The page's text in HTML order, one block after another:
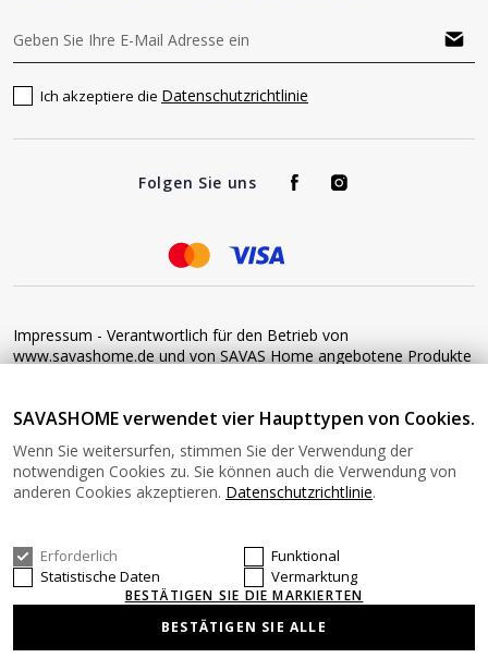
Ich akzeptiere die Datenschutzrichtlinie
Folgen Sie uns
Impressum - Verantwortlich für den Betrieb von
www.savashome.de und von SAVAS Home angebotene Produkte
senden Sie keine Waren ohne vorherige Bestätigung an diese
diesem Link: https://www.savashome.de/rueckgabebedingungen-
fuer-waren Gerne können Sie sich mit uns in Verbindung setzen:
Montag − Freitag: 08:00−16:00 Uhr E-Mail: Info@savashome.de
© 2026 SAVASHOME Alle Rechte vorbehalten.
SAVASHOME verwendet vier Haupttypen von Cookies.
Wenn Sie weitersurfen, stimmen Sie der Verwendung der
notwendigen Cookies zu. Sie können auch die Verwendung von
anderen Cookies akzeptieren. Datenschutzrichtlinie.
Erforderlich
Funktional
Statistische Daten
Vermarktung
BESTÄTIGEN SIE DIE MARKIERTEN
BESTÄTIGEN SIE ALLE